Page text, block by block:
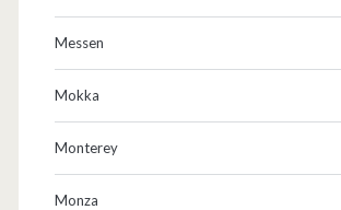
Messen
Mokka
Monterey
Monza